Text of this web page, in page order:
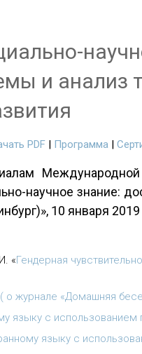
и анализ
PDF | Программа |
Международной
научное знание:
10 января 2019
«Гендерная
о журнале «Домашняя
языку с использованием
языку с